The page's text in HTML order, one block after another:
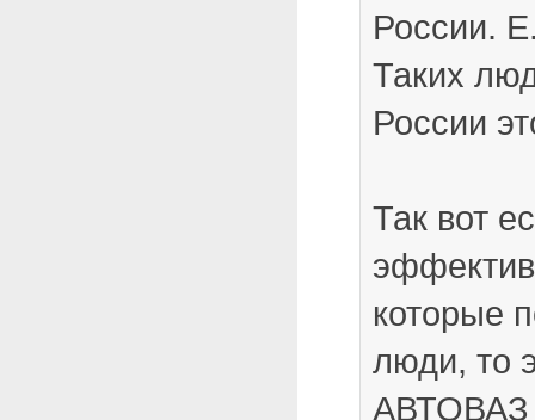
России.
Таких
России
Так вот
которые
люди, то
АВТОВАЗ